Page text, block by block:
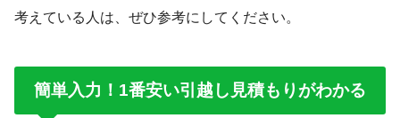
考えている人は、ぜひ参考にしてください。
簡単入力！1番安い引越し見積もりがわかる